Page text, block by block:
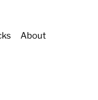
About